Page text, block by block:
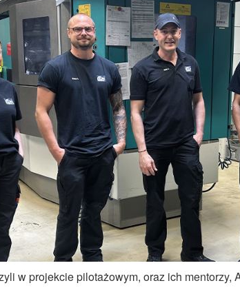
w projekcie pilotażowym, orazich mentorzy,